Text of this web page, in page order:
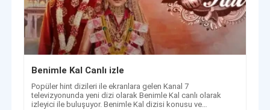
Benimle Kal Canlı izle
Popüler hint dizileri ile ekranlara gelen Kanal 7
televizyonunda yeni dizi olarak Benimle Kal canlı olarak
izleyici ile buluşuyor. Benimle Kal dizisi konusu ve